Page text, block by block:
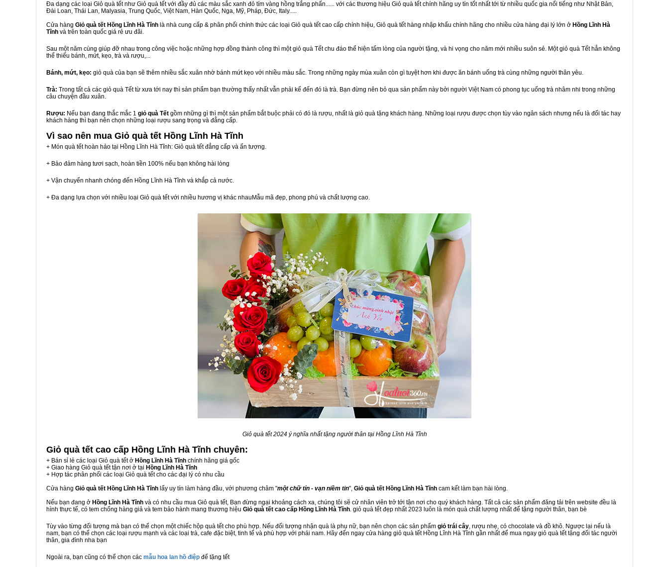
Đa dạng các loại Giỏ quà tết như Giỏ quà tết với đầy đủ các màu sắc xanh đỏ tím vàng hồng trắng phấn...... với các thương hiệu Giỏ quà tết chính hãng uy tín tốt nhất tới từ nhiều quốc gia nổi tiếng như Nhật Bản,
Đài Loan, Thái Lan, Malyasia, Trung Quốc, Việt Nam, Hàn Quốc, Nga, Mỹ, Pháp, Đức, Italy.....
Cửa hàng Giỏ quà tết Hồng Lĩnh Hà Tĩnh là nhà cung cấp & phân phối chính thức các loại Giỏ quà tết cao cấp chính hiệu, Giỏ quà tết hàng nhập khẩu chính hãng cho nhiều cửa hàng đại lý lớn ở Hồng Lĩnh Hà
Tĩnh và trên toàn quốc giá rẻ ưu đãi.
Sau một năm cùng giúp đỡ nhau trong công việc hoặc những hợp đồng thành công thì một giỏ quà Tết chu đáo thể hiện tấm lòng của người tặng, và hi vọng cho năm mới nhiều suôn sẻ. Một giỏ quà Tết hẳn không
thể thiếu bánh, mứt, kẹo, trà và rượu,...
Bánh, mứt, kẹo: giỏ quà của bạn sẽ thêm nhiều sắc xuân nhờ bánh mứt kẹo với nhiều màu sắc. Trong những ngày mùa xuân còn gì tuyệt hơn khi được ăn bánh uống trà cùng những người thân yêu.
Trà: Trong tất cả các giỏ quà Tết từ xưa tới nay thì sản phẩm bạn thường thấy nhất vẫn phải kể đến đó là trà. Bạn đừng nên bỏ qua sản phẩm này bởi người Việt Nam có phong tục uống trà nhâm nhi trong những
câu chuyện đầu xuân.
Rượu: Nếu bạn đang thắc mắc 1 giỏ quà Tết gồm những gì thì một sản phẩm bắt buộc phải có đó là rượu, nhất là giỏ quà tặng khách hàng. Những loại rượu được chọn tùy vào ngân sách nhưng nếu là đối tác hay
khách hàng thì bạn nên chọn những loại rượu sang trọng và đẳng cấp.
Vì sao nên mua Giỏ quà tết Hồng Lĩnh Hà Tĩnh
+ Món quà tết hoàn hảo tại Hồng Lĩnh Hà Tĩnh: Giỏ quà tết đẳng cấp và ấn tượng.
+ Bảo đảm hàng tươi sạch, hoàn tiền 100% nếu bạn không hài lòng
+ Vận chuyển nhanh chóng đến Hồng Lĩnh Hà Tĩnh và khắp cả nước.
+ Đa dạng lựa chọn với nhiều loại Giỏ quà tết với nhiều hương vị khác nhauMẫu mã đẹp, phong phú và chất lượng cao.
Giỏ quà tết 2024 ý nghĩa nhất tặng người thân tại Hồng Lĩnh Hà Tĩnh
Giỏ quà tết cao cấp Hồng Lĩnh Hà Tĩnh chuyên:
+ Bán sỉ lẻ các loại Giỏ quà tết ở Hồng Lĩnh Hà Tĩnh chính hãng giá gốc
+ Giao hàng Giỏ quà tết tận nơi ở tại Hồng Lĩnh Hà Tĩnh
+ Hợp tác phân phối các loại Giỏ quà tết cho các đại lý có nhu cầu
Cửa hàng Giỏ quà tết Hồng Lĩnh Hà Tĩnh lấy uy tín làm hàng đầu, với phương châm "một chữ tín - vạn niềm tin", Giỏ quà tết Hồng Lĩnh Hà Tĩnh cam kết làm bạn hài lòng.
Nếu bạn đang ở Hồng Lĩnh Hà Tĩnh và có nhu cầu mua Giỏ quà tết, Bạn đừng ngại khoảng cách xa, chúng tôi sẽ cử nhân viên trở tới tận nơi cho quý khách hàng. Tất cả các sản phẩm đăng tải trên website đều là
hình thực tế, có tem chống hàng giả và tem bảo hành mang thương hiệu Giỏ quà tết cao cấp Hồng Lĩnh Hà Tĩnh. giỏ quà tết đẹp nhất 2023 luôn là món quà chất lượng nhất để tặng người thân, bạn bè
Tùy vào từng đối tượng mà bạn có thể chọn một chiếc hộp quà tết cho phù hợp. Nếu đối tượng nhận quà là phụ nữ, bạn nên chọn các sản phẩm giỏ trái cây, rượu nhẹ, có chocolate và đồ khô. Ngược lại nếu là
nam, bạn có thể chọn các loại rượu mạnh và các loại trà, cafe đặc biệt, tinh tế và phù hợp với phái nam. Hãy đến ngay cửa hàng giỏ quà tết Hồng Lĩnh Hà Tĩnh gần nhất để mua ngay giỏ quà tết tặng đối tác người
thân, gia đình nha bạn
Ngoài ra, bạn cũng có thể chọn các mẫu hoa lan hồ điệp để tặng tết